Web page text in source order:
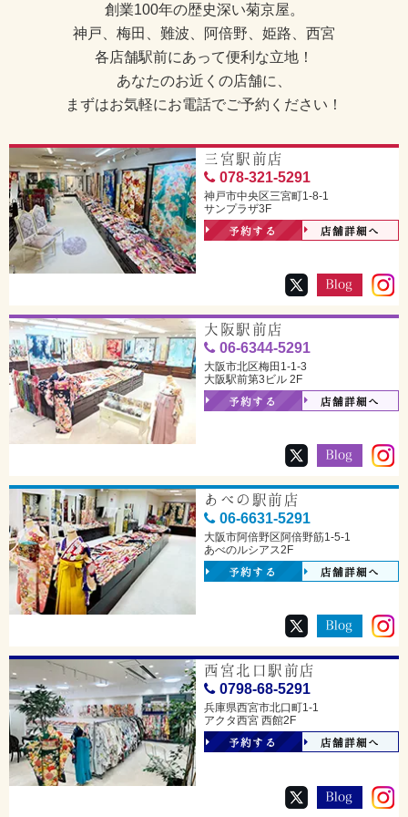
創業100年の歴史深い菊京屋。
神戸、梅田、難波、阿倍野、姫路、西宮
各店舗駅前にあって便利な立地！
あなたのお近くの店舗に、
まずはお気軽にお電話でご予約ください！
三宮駅前店
078-321-5291
神戸市中央区三宮町1-8-1
サンプラザ3F
予約する 店舗詳細へ
大阪駅前店
06-6344-5291
大阪市北区梅田1-1-3
大阪駅前第3ビル 2F
予約する 店舗詳細へ
あべの駅前店
06-6631-5291
大阪市阿倍野区阿倍野筋1-5-1
あべのルシアス2F
予約する 店舗詳細へ
西宮北口駅前店
0798-68-5291
兵庫県西宮市北口町1-1
アクタ西宮 西館2F
予約する 店舗詳細へ